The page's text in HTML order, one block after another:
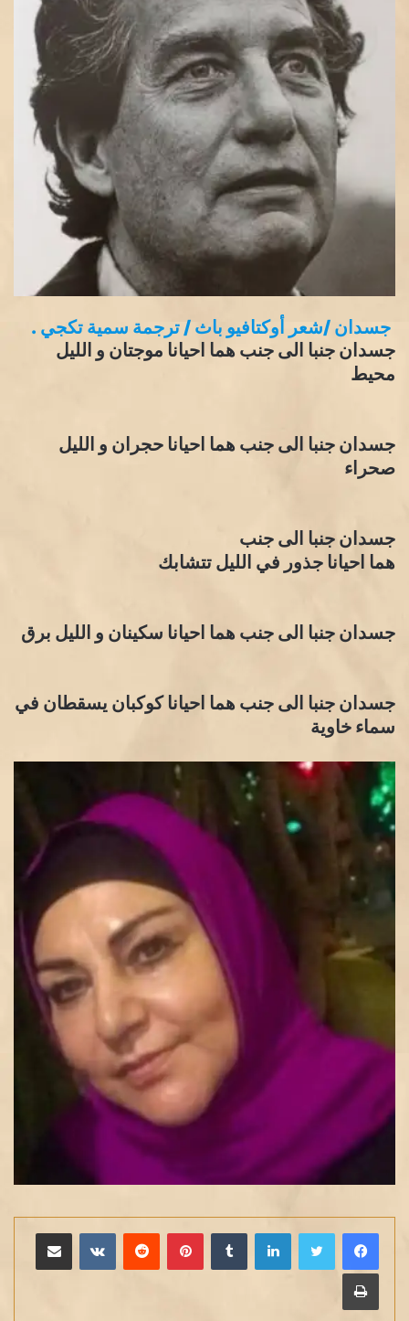
جسدان /شعر أوكتافيو باث / ترجمة سمية تكجي .
جسدان جنبا الى جنب هما احيانا موجتان و الليل
محيط
جسدان جنبا الى جنب هما احيانا حجران و الليل
صحراء
جسدان جنبا الى جنب
هما احيانا جذور في الليل تتشابك
جسدان جنبا الى جنب هما احيانا سكينان و الليل برق
جسدان جنبا الى جنب هما احيانا كوكبان يسقطان في
سماء خاوية
لينكدإن بينتيريست مشاركة عبر البريد
طباعة